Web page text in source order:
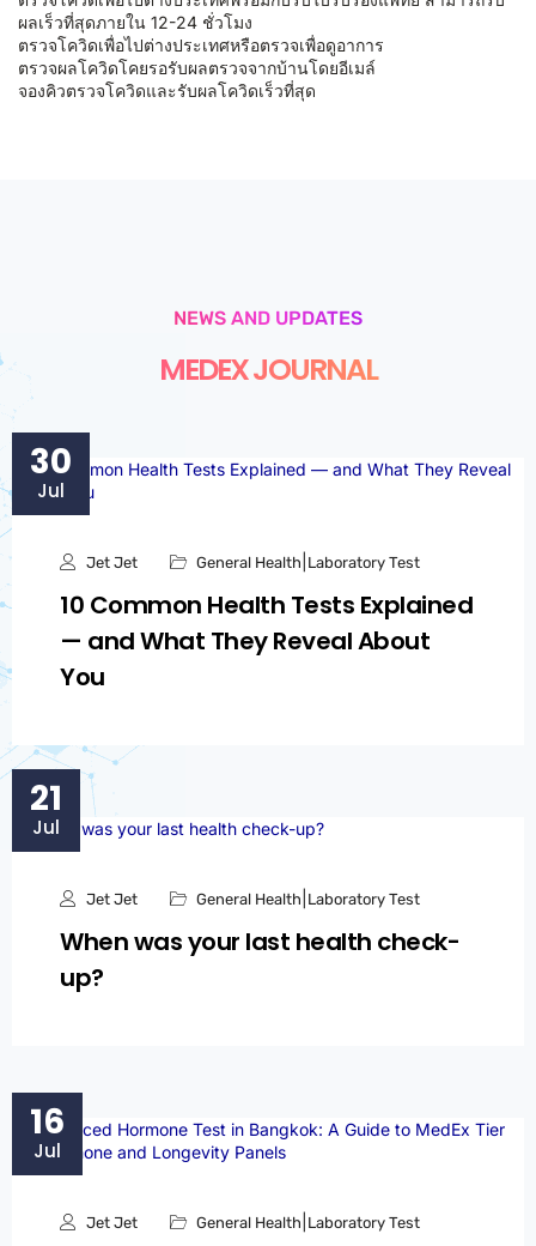
ผลเร็วที่สุดภายใน 12-24 ชั่วโมง
ตรวจโควิดเพื่อไปต่างประเทศหรือตรวจเพื่อดูอาการ
ตรวจผลโควิดโคยรอรับผลตรวจจากบ้านโดยอีเมล์
จองคิวตรวจโควิดและรับผลโควิดเร็วที่สุด
NEWS AND UPDATES
MEDEX JOURNAL
30
Jul
Jet Jet General Health Laboratory Test
10 Common Health Tests Explained
— and What They Reveal About
You
21
Jul
Jet Jet General Health Laboratory Test
When was your last health check-
up?
16
Jul
Jet Jet General Health Laboratory Test